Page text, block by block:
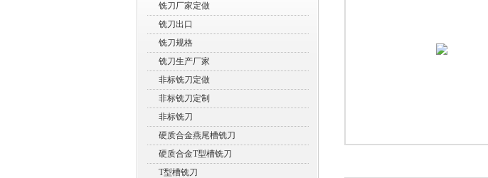
铣刀厂家定做
铣刀出口
铣刀规格
铣刀生产厂家
非标铣刀定做
非标铣刀定制
非标铣刀
硬质合金燕尾槽铣刀
硬质合金T型槽铣刀
T型槽铣刀